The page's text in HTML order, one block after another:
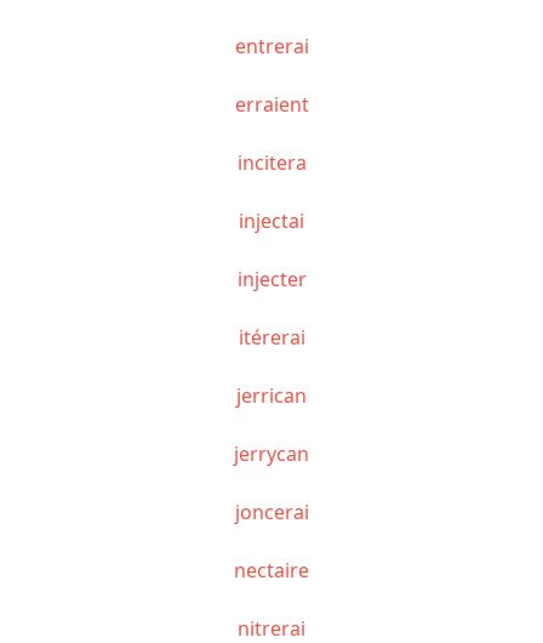
entrerai
erraient
incitera
injectai
injecter
itérerai
jerrican
jerrycan
joncerai
nectaire
nitrerai